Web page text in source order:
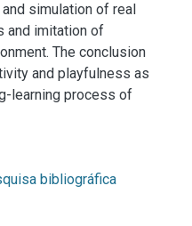
simulation of real
and imitation of
The conclusion
and playfulness as
learning process of
bibliográfica